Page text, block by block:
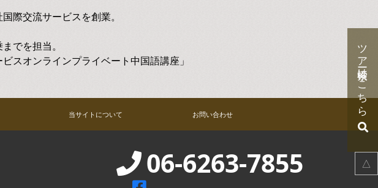
ツアー検索はこちら
際交流サービスを創業。
でを担当。
スオンラインプライベート中国語講座」
当サイトについて お問い合わせ
06-6263-7855 △